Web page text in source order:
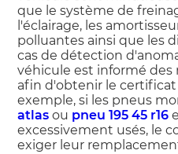
que le système de
l'éclairage, les
polluantes ainsi que les
cas de détection
véhicule est informé des
afin d'obtenir le
exemple, si les pneus
atlas ou pneu 195 45 r16
excessivement usés, le
exiger leur